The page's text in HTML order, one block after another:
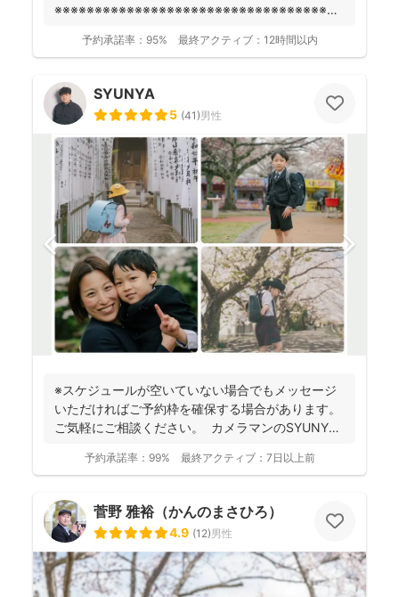
※※※※※※※※※※※※※※※※※※※※※※※※※※※※※※※※※※※※
予約承諾率： 95% 最終アクティブ： 12時間以内
SYUNYA
5 (41)男性
※スケジュールが空いていない場合でもメッセージ
いただければご予約枠を確保する場合があります。
ご気軽にご相談ください。 カメラマンのSYUNYA
予約承諾率： 99% 最終アクティブ： 7日以上前
菅野 雅裕（かんのまさひろ）
4.9 (12)男性